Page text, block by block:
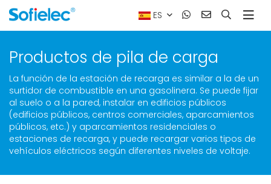
ES
Productos de pila de carga
La función de la estación de recarga es similar a la de un
surtidor de combustible en una gasolinera. Se puede fijar
al suelo o a la pared, instalar en edificios públicos
(edificios públicos, centros comerciales, aparcamientos
públicos, etc.) y aparcamientos residenciales o
estaciones de recarga, y puede recargar varios tipos de
vehículos eléctricos según diferentes niveles de voltaje.